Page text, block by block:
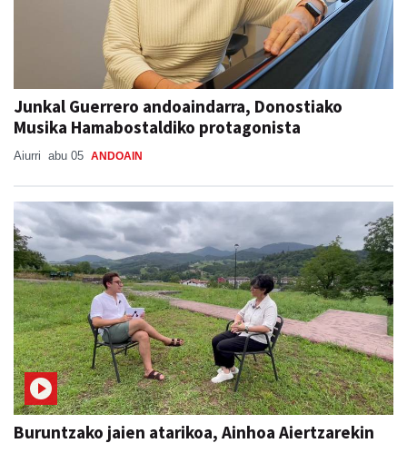
Junkal Guerrero andoaindarra, Donostiako
Musika Hamabostaldiko protagonista
Aiurri abu 05 ANDOAIN
Buruntzako jaien atarikoa, Ainhoa Aiertzarekin